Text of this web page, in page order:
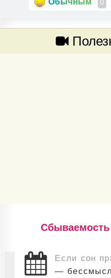
Обычным 0
Если сон
—